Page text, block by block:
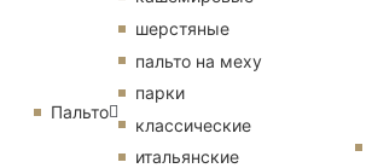
Пальто
шерстяные
пальто на меху
парки
классические
итальянские